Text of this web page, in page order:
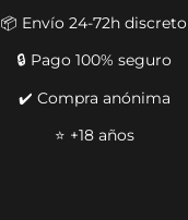
📦 Envío 24-72h discreto
🔒 Pago 100% seguro
✔️ Compra anónima
⭐ +18 años